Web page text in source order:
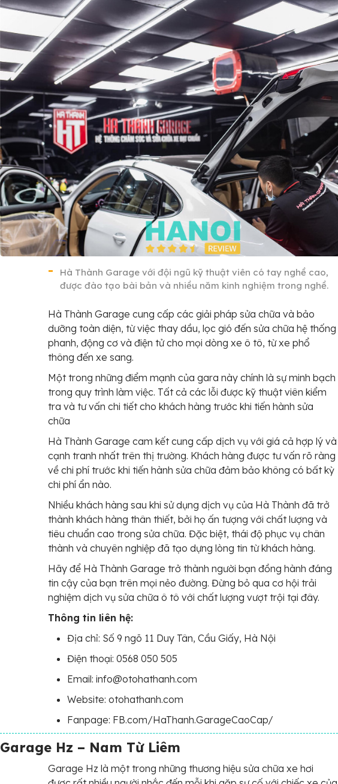
Hà Thành Garage với đội ngũ kỹ thuật viên có tay nghề cao,
được đào tạo bài bản và nhiều năm kinh nghiệm trong nghề.
Hà Thành Garage cung cấp các giải pháp sửa chữa và bảo
dưỡng toàn diện, từ việc thay dầu, lọc gió đến sửa chữa hệ thống
phanh, động cơ và điện tử cho mọi dòng xe ô tô, từ xe phổ
thông đến xe sang.
Một trong những điểm mạnh của gara này chính là sự minh bạch
trong quy trình làm việc. Tất cả các lỗi được kỹ thuật viên kiểm
tra và tư vấn chi tiết cho khách hàng trước khi tiến hành sửa
chữa
Hà Thành Garage cam kết cung cấp dịch vụ với giá cả hợp lý và
cạnh tranh nhất trên thị trường. Khách hàng được tư vấn rõ ràng
về chi phí trước khi tiến hành sửa chữa đảm bảo không có bất kỳ
chi phí ẩn nào.
Nhiều khách hàng sau khi sử dụng dịch vụ của Hà Thành đã trở
thành khách hàng thân thiết, bởi họ ấn tượng với chất lượng và
tiêu chuẩn cao trong sửa chữa. Đặc biệt, thái độ phục vụ chân
thành và chuyên nghiệp đã tạo dựng lòng tin từ khách hàng.
Hãy để Hà Thành Garage trở thành người bạn đồng hành đáng
tin cậy của bạn trên mọi nẻo đường. Đừng bỏ qua cơ hội trải
nghiệm dịch vụ sửa chữa ô tô với chất lượng vượt trội tại đây.
Thông tin liên hệ:
Địa chỉ: Số 9 ngõ 11 Duy Tân, Cầu Giấy, Hà Nội
Điện thoại: 0568 050 505
Email: info@otohathanh.com
Website: otohathanh.com
Fanpage: FB.com/HaThanh.GarageCaoCap/
Garage Hz – Nam Từ Liêm
Garage Hz là một trong những thương hiệu sửa chữa xe hơi